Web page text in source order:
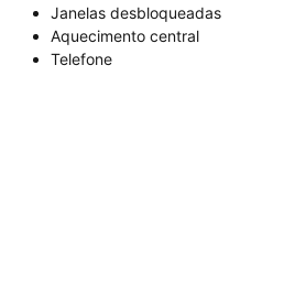
Janelas desbloqueadas
Aquecimento central
Telefone